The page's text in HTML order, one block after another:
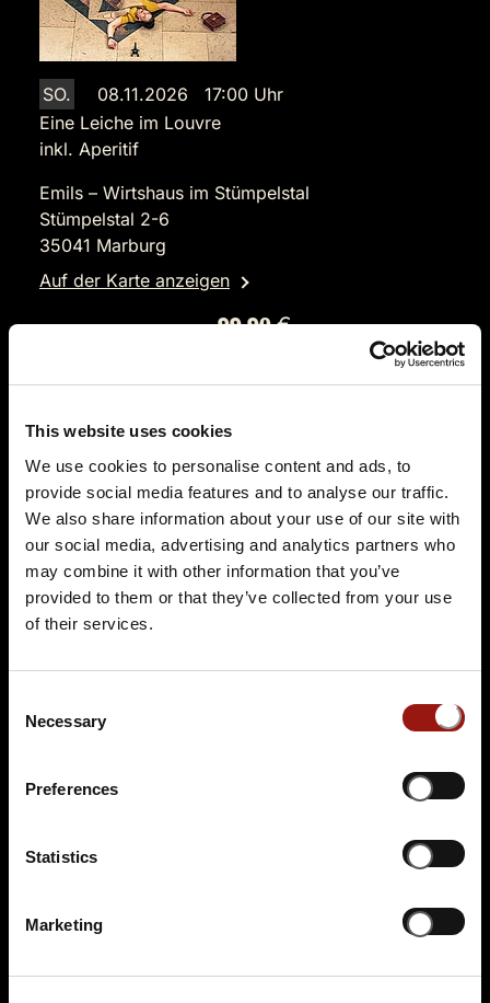
This website uses cookies
We use cookies to personalise content and ads, to
provide social media features and to analyse our traffic.
We also share information about your use of our site with
our social media, advertising and analytics partners who
may combine it with other information that you’ve
provided to them or that they’ve collected from your use
of their services.
Selection
Necessary
Preferences
Statistics
Marketing
SO.
08.11.2026 17:00 Uhr
Eine Leiche im Louvre
inkl. Aperitif
Emils – Wirtshaus im Stümpelstal
Stümpelstal 2-6
35041 Marburg
Auf der Karte anzeigen
99,90 €
Tickets kaufen
SO.
29.11.2026 17:00 Uhr
inkl. Aperitif
Stümpelstal 2-6